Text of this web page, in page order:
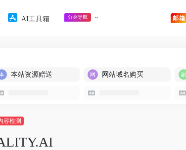
AI工具箱 分类导航 邮箱
本站资源赠送 网站域名购买
容检测